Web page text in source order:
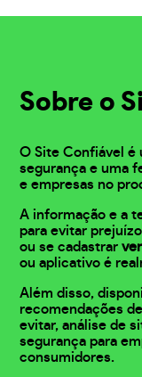
Sobre o
O Site Confiável é
segurança e uma
e empresas no
A informação e a
para evitar
ou se cadastrar
ou aplicativo é
Além disso,
recomendações
evitar, análise de
segurança para
consumidores.